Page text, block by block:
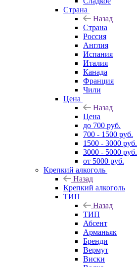
Страна
Назад
Страна
Россия
Англия
Испания
Италия
Канада
Франция
Чили
Цена
Назад
Цена
до 700 руб.
700 - 1500 руб.
1500 - 3000 руб.
3000 - 5000 руб.
от 5000 руб.
Крепкий алкоголь
Назад
Крепкий алкоголь
ТИП
Назад
ТИП
Абсент
Арманьяк
Бренди
Вермут
Виски